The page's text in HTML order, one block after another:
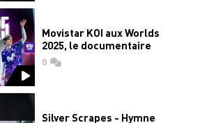
Movistar KOI aux Worlds
2025, le documentaire
0commentaires
Silver Scrapes - Hymne